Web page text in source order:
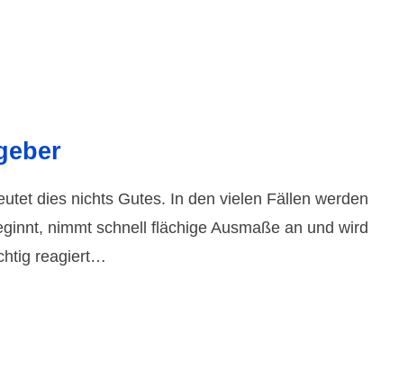
dies nichts Gutes. In den vielen Fällen werden
nimmt schnell flächige Ausmaße an und wird
reagiert…